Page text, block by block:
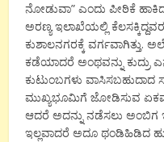
ನೋಡುವಾ” ಎಂದು ಪೀಠಿಕೆ
ಅರಣ್ಯ ಇಲಾಖೆಯಲ್ಲಿ
ಕುಶಾಲನಗರಕ್ಕೆ ವರ್ಗವಾಗಿತ್ತು.
ಕಡೆಯಾದರೆ ಅಂಥವನ್ನು ಕುದ್ರು
ಕುಟುಂಬಗಳು ವಾಸಿಸಬಹುದಾದ
ಮುಖ್ಯಭೂಮಿಗೆ ಜೋಡಿಸುವ
ಆದರೆ ಅದನ್ನು ನಡೆಸಲು ಅಂಬಿಗ
ಇಲ್ಲವಾದರೆ ಅದೂ ಥಂಡಿಹಿಡಿದ